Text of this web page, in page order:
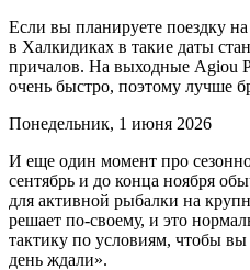
Если вы планируете поездку
в Халкидиках в такие даты
причалов. На выходные Agiou
очень быстро, поэтому лучше
Понедельник, 1 июня 2026
И еще один момент про
сентябрь и до конца ноября
для активной рыбалки на
решает по-своему, и это
тактику по условиям, чтобы
день ждали».